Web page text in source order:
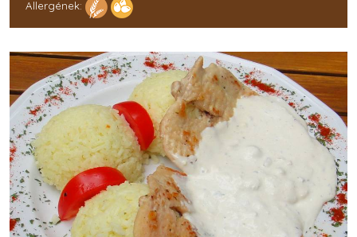
Allergének: